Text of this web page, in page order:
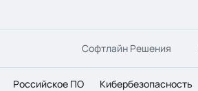
Софтлайн Решения
Российское ПО Кибербезопасность